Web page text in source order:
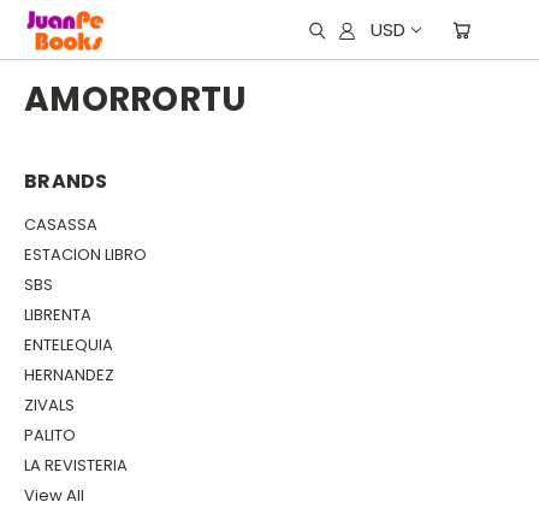
USD
AMORRORTU
BRANDS
CASASSA
ESTACION LIBRO
SBS
LIBRENTA
ENTELEQUIA
HERNANDEZ
ZIVALS
PALITO
LA REVISTERIA
View All